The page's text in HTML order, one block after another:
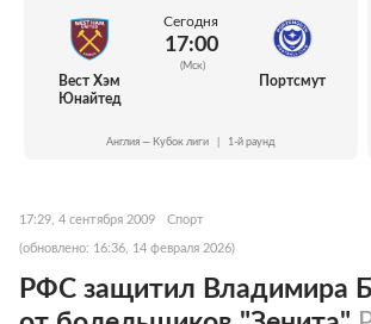
Вест Хэм
Юнайтед
Сегодня
17:00
(Мск)
Портсмут
Англия — Кубок лиги 1-й раунд
17:29, 4 сентября 2009 Спорт
(обновлено: 16:36, 14 февраля 2026)
РФС защитил Владимира